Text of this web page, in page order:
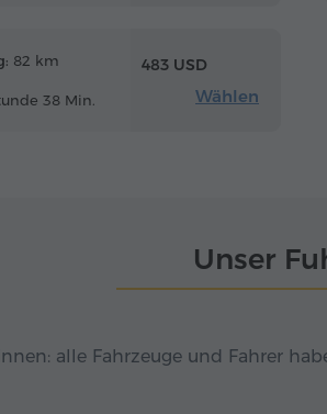
82 km
38 Min.
483 USD
Wählen
Unser
alle Fahrzeuge und Fahrer